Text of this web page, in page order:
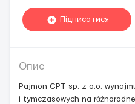
Підписатися
Опис
Pajmon CPT sp. z o.o.
i tymczasowych na